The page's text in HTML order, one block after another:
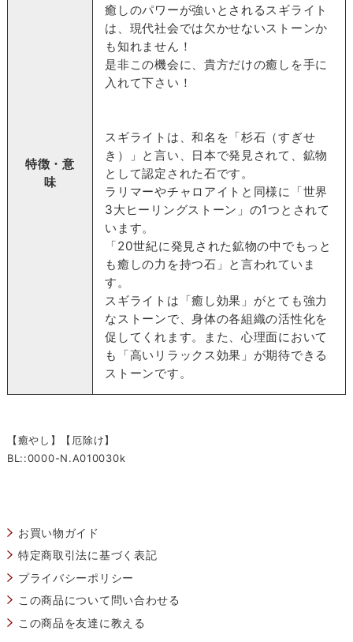
特徴・意
味
癒しのパワーが強いとされるスギライト
は、現代社会では欠かせないストーンか
も知れません！
是非この機会に、貴方だけの癒しを手に
入れて下さい！
スギライトは、和名を「杉石（すぎせ
き）」と言い、日本で発見されて、鉱物
として認定された石です。
ラリマーやチャロアイトと同様に「世界
3大ヒーリングストーン」の1つとされて
います。
「20世紀に発見された鉱物の中でもっと
も癒しの力を持つ石」と言われていま
す。
スギライトは「癒し効果」がとても強力
なストーンで、身体の各組織の活性化を
促してくれます。また、心理面において
も「高いリラックス効果」が期待できる
ストーンです。
【癒やし】【厄除け】
BL::0000-N.A010030k
お買い物ガイド
特定商取引法に基づく表記
プライバシーポリシー
この商品について問い合わせる
この商品を友達に教える